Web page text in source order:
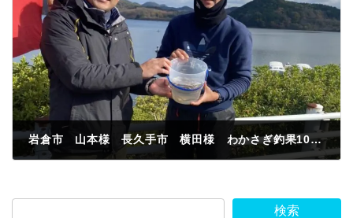
岩倉市 山本様 長久手市 横田様 わかさぎ釣果100匹
検索